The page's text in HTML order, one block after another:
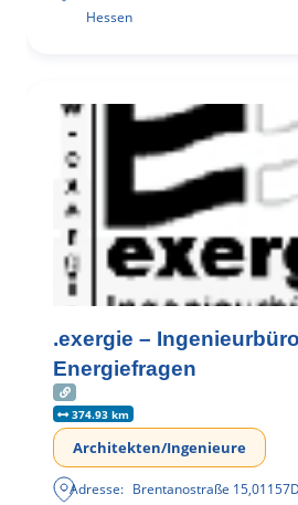
Hessen
.exergie –
Energiefragen
374.93 km
Architekten/Ingenieure
Adresse: Brentanostraße 15,01157